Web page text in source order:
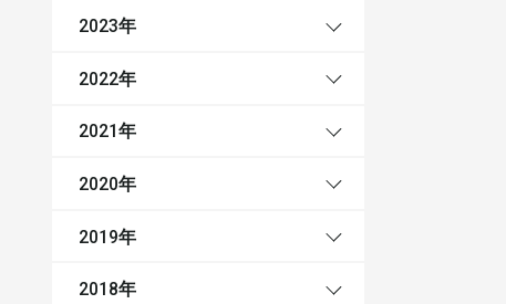
2023年
2022年
2021 年
2020年
2019年
2018年